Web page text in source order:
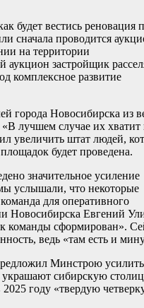
будет вестись реновация
сначала проводится
на территории
застройщик
комплексное развитие
города Новосибирска из
лучшем случае их хватит
увеличить штат людей,
будет проведена.
значительное усиление
услышали, что некоторые
для оперативного
Новосибирска Евгений
команды сформирован».
ведь «там есть и
Минстрою усилить
украшают сибирскую
году «твердую